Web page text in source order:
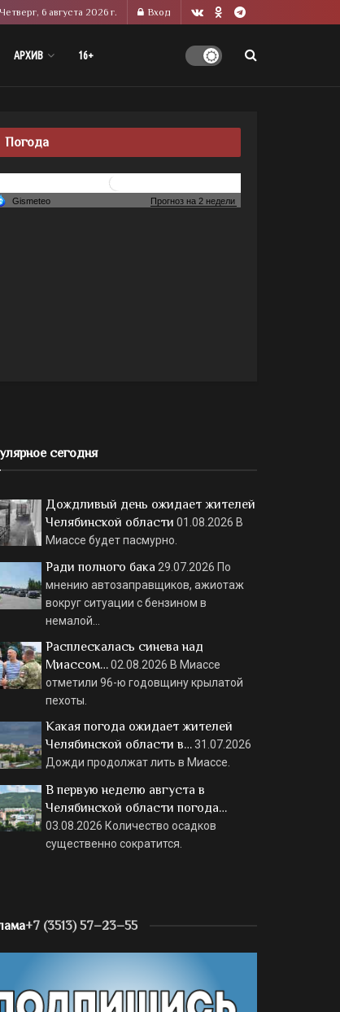
Четверг, 6 августа 2026 г. Вход
АРХИВ 16+
Погода
сегодня
Дождливый день ожидает жителей
Челябинской области 01.08.2026 В
Миассе будет пасмурно.
Ради полного бака 29.07.2026 По
мнению автозаправщиков, ажиотаж
вокруг ситуации с бензином в
немалой…
Расплескалась синева над
Миассом…02.08.2026 В Миассе
отметили 96-ю годовщину крылатой
пехоты.
Какая погода ожидает жителей
Челябинской области в…31.07.2026
Дожди продолжат лить в Миассе.
В первую неделю августа в
Челябинской области погода…
03.08.2026 Количество осадков
существенно сократится.
+7 (3513) 57–23–55